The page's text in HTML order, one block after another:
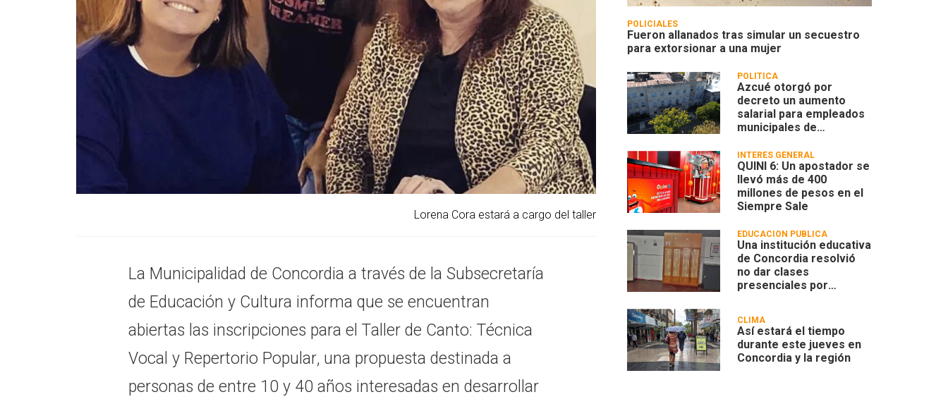
Lorena Cora estará a cargo del taller
La Municipalidad de Concordia a través de la Subsecretaría
de Educación y Cultura informa que se encuentran
abiertas las inscripciones para el Taller de Canto: Técnica
Vocal y Repertorio Popular, una propuesta destinada a
personas de entre 10 y 40 años interesadas en desarrollar
POLICIALES
Fueron allanados tras simular un secuestro
para extorsionar a una mujer
POLÍTICA
Azcué otorgó por
decreto un aumento
salarial para empleados
municipales de
INTERÉS GENERAL
QUINI 6: Un apostador se
llevó más de 400
millones de pesos en el
Siempre Sale
EDUCACION PÚBLICA
Una institución educativa
de Concordia resolvió
no dar clases
presenciales por
CLIMA
Así estará el tiempo
durante este jueves en
Concordia y la región